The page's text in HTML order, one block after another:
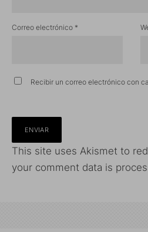
Correo electrónico *
Recibir un correo electrónico con
This site uses Akismet to
your comment data is